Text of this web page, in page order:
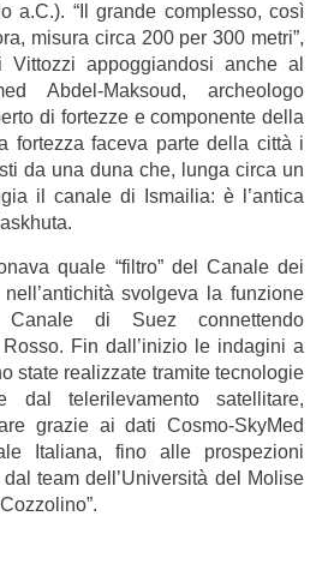
a.C.). “Il grande complesso, così
misura circa 200 per 300 metri”,
Vittozzi appoggiandosi anche al
Abdel-Maksoud, archeologo
di fortezze e componente della
fortezza faceva parte della città i
da una duna che, lunga circa un
il canale di Ismailia: è l’antica
quale “filtro” del Canale dei
svolgeva la funzione
di Suez connettendo
Fin dall’inizio le indagini a
state realizzate tramite tecnologie
dal telerilevamento satellitare,
grazie ai dati Cosmo-SkyMed
Italiana, fino alle prospezioni
team dell’Università del Molise